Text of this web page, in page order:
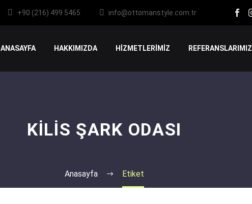
+90 (216) 499 5465 info@ottomanstyle.com.tr
ANASAYFA HAKKIMIZDA HİZMETLERİMİZ REFERANSLARIMIZ
KILIS ŞARK ODASI
Anasayfa Etiket